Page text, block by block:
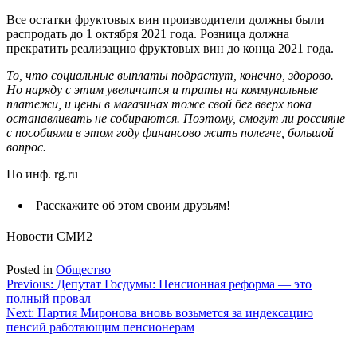
Все остатки фруктовых вин производители должны были
распродать до 1 октября 2021 года. Розница должна
прекратить реализацию фруктовых вин до конца 2021 года.
То, что социальные выплаты подрастут, конечно, здорово.
Но наряду с этим увеличатся и траты на коммунальные
платежи, и цены в магазинах тоже свой бег вверх пока
останавливать не собираются. Поэтому, смогут ли россияне
с пособиями в этом году финансово жить полегче, большой
вопрос.
По инф. rg.ru
Расскажите об этом своим друзьям!
Новости СМИ2
Posted in Общество
Навигация
по
записям
Previous: Депутат Госдумы: Пенсионная реформа — это
полный провал
Next: Партия Миронова вновь возьмется за индексацию
пенсий работающим пенсионерам